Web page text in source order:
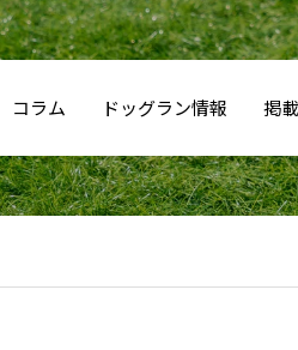
コラム ドッグラン情報 掲